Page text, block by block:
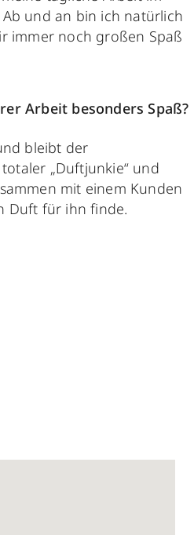
Ab und an bin ich natürlich
immer noch großen Spaß
Arbeit besonders Spaß?
bleibt der
„Duftjunkie“ und
mit einem Kunden
Duft für ihn finde.